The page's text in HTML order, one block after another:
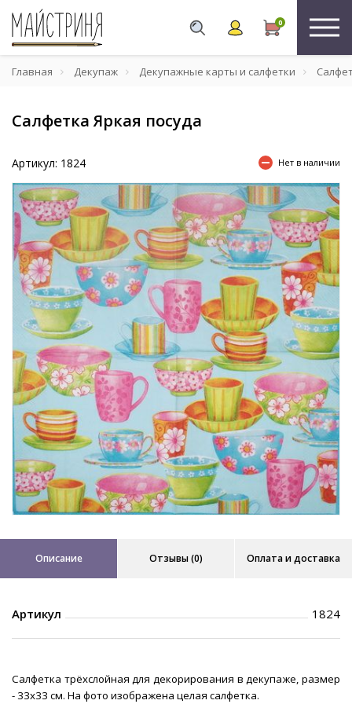
0
Главная Декупаж Декупажные карты и салфетки
Салфетка Яркая посуда
Артикул: 1824 Нет в наличии
Описание Отзывы (0) Оплата и доставка
Артикул 1824
Салфетка трёхслойная для декорирования в декупаже, размер
- 33х33 см. На фото изображена целая салфетка.